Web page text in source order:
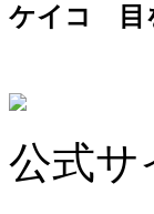
ケイコ 目
公式サ